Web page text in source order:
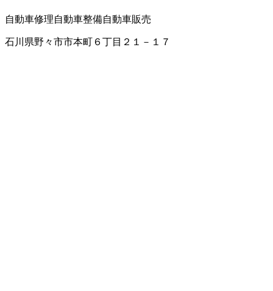
自動車修理自動車整備自動車販売
石川県野々市市本町６丁目２１－１７